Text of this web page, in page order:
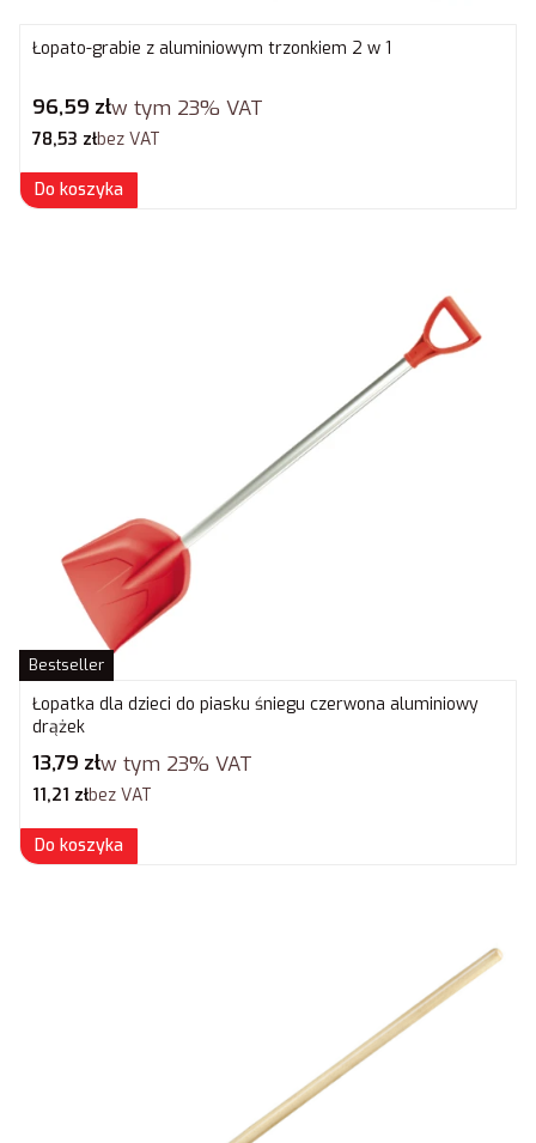
Łopato-grabie z aluminiowym trzonkiem 2 w 1
Cena brutto
96,59 złw tym 23% VAT
Cena netto
78,53 złbez VAT
Do koszyka
Bestseller
Łopatka dla dzieci do piasku śniegu czerwona aluminiowy
drążek
Cena brutto
13,79 złw tym 23% VAT
Cena netto
11,21 złbez VAT
Do koszyka